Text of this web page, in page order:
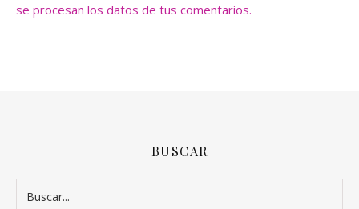
se procesan los datos de tus comentarios.
BUSCAR